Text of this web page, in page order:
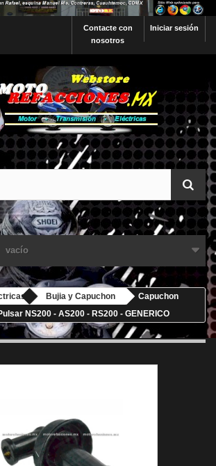
Iniciar sesión
Contacte con
nosotros
vacío
Bujia y Capuchon
Capuchon
NS200 - AS200 - RS200 - GENERICO